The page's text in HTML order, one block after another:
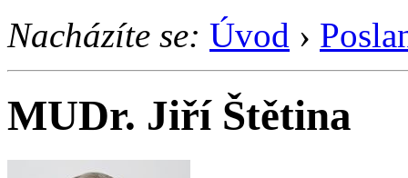
Nacházíte se: Úvod ›
MUDr. Jiří Štětina